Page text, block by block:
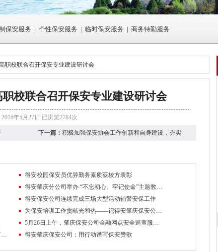
保安服务 | 个性保安服务 | 临时保安服务 | 商务特勤服务
职校联合召开保安专业建设研讨会
校联合召开保安专业建设研讨会
年5月27日 已浏览2784次
开保安专业建设研讨会，会议针对保安中专班的专业定位、发展
了保安专业课程。在三年的学习过程中，学生要掌握设立的保安专
目的是为有志于从事保安管理工作的优秀学生提供一个高起点的学
才的摇篮和培育基地。目前，保安中专班已开展了一个学期的教
下一篇：积极加强保安协会工作创新和自身建设，夯实
得安校园保安员优异勤务素质获校方表彰
得安肇庆分公司举办 “不忘初心、牢记使命”主题教育读书班
得安保安公司连续完成三场大型活动辅警安保工作
为保安培训工作贡献光和热——记得安肇庆保安公司王浩斌
5月26日上午，肇庆保安公司金融网点安全巡查服务启动仪式在肇庆押运基地操场举行
积极加强保安协会工作创新和自身建设，夯实为广大会员单位服务的基础
得安肇庆保安公司：用行动谱写保安赞歌